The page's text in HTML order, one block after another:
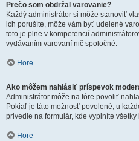
Prečo som obdržal varovanie?
Každý administrátor si môže stanoviť
ich porušíte, môže vám byť udelené
toto je plne v kompetencií
vydávaním varovaní nič spoločné.
Hore
Ako môžem nahlásiť príspevok
Administrátor môže na fóre povoliť
Pokiaľ je táto možnosť povolené, u
privedie na formulár, kde vyplníte
Hore